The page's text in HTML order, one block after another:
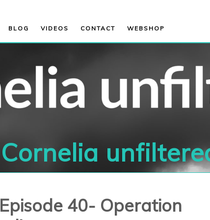
BLOG VIDEOS CONTACT WEBSHOP
Cornelia
40- Operation